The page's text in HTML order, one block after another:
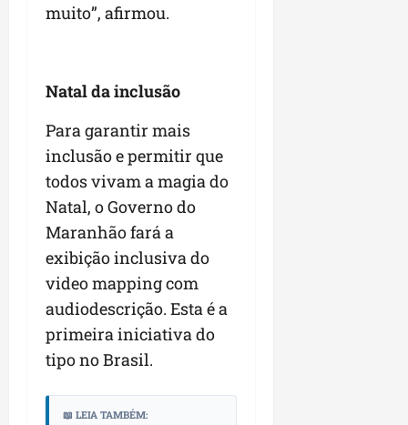
muito”, afirmou.
Natal da inclusão
Para garantir mais
inclusão e permitir que
todos vivam a magia do
Natal, o Governo do
Maranhão fará a
exibição inclusiva do
video mapping com
audiodescrição. Esta é a
primeira iniciativa do
tipo no Brasil.
📖 LEIA TAMBÉM: